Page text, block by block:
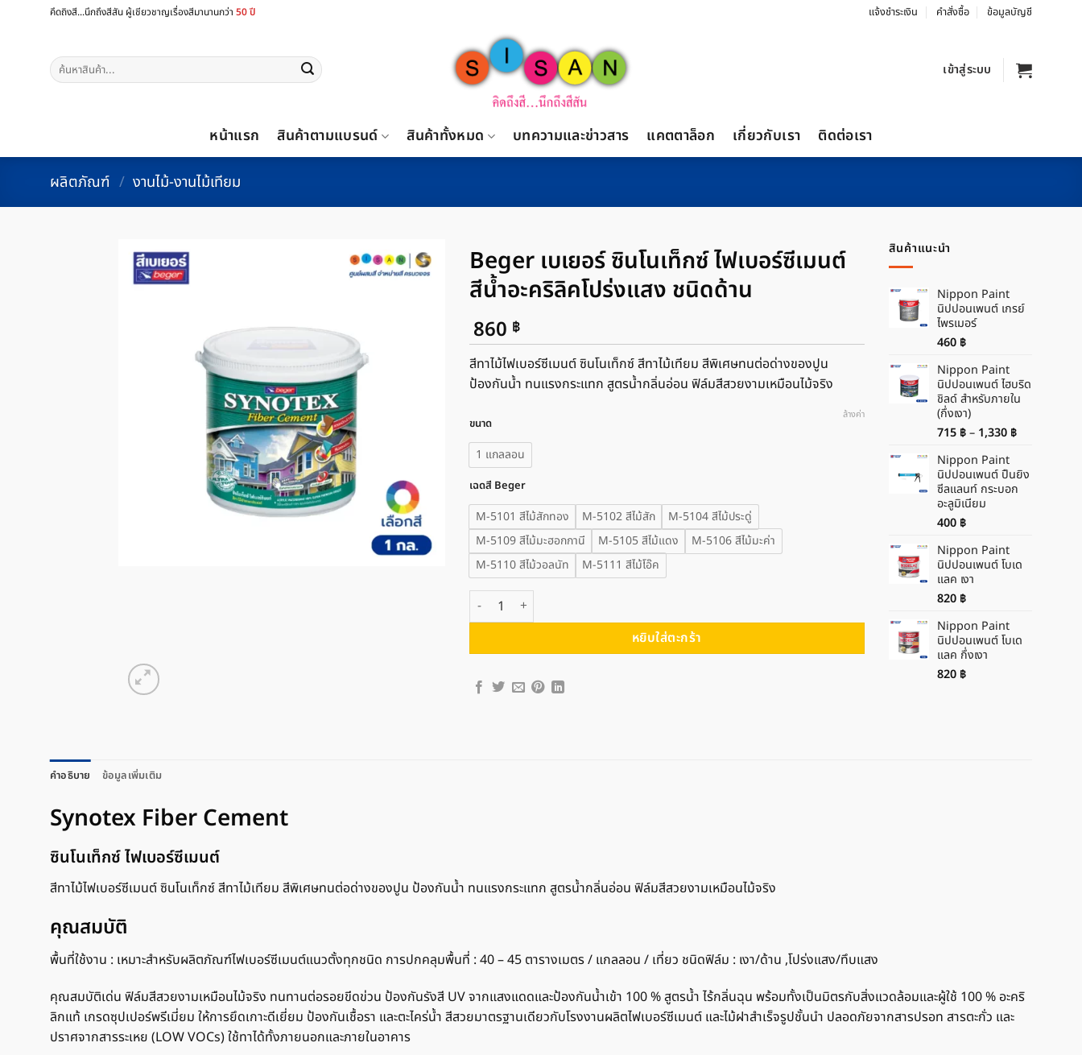
คึดถิงสี...นึกถึงสีสัน ผู้เชียวชาญเรื่องสีมานานกว่า 50 ปี แจ้งชำระเงิน คำสั่งซื้อ ข้อมูลบัญชี
ค้นหา: เข้าสู่ระบบ
หน้าแรก สินค้าตามแบรนด์ สินค้าทั้งหมด บทความและข่าวสาร แคตตาล็อก เกี่ยวกับเรา ติดต่อเรา
ผลิตภัณฑ์ / งานไม้-งานไม้เทียม
Beger เบเยอร์ ซินโนเท็กซ์ ไฟเบอร์ซีเมนต์
สีน้ำอะคริลิคโปร่งแสง ชนิดด้าน
860 ฿
สีทาไม้ไฟเบอร์ซีเมนต์ ซินโนเท็กซ์ สีทาไม้เทียม สีพิเศษทนต่อด่างของปูน
ป้องกันน้ำ ทนแรงกระแทก สูตรน้ำกลิ่นอ่อน ฟิล์มสีสวยงามเหมือนไม้จริง
ขนาด
1 แกลลอน
เฉดสี Beger
M-5101 สีไม้สักทอง M-5102 สีไม้สัก
M-5104 สีไม้ประดู่
M-5109 สีไม้มะฮอกกานี
M-5105 สีไม้แดง
M-5106 สีไม้มะค่า
M-5110 สีไม้วอลนัท
M-5111 สีไม้โอ๊ค
ล้างค่า
จำนวน Beger เบเยอร์ ซินโนเท็กซ์ ไฟเบอร์ซีเมนต์ สีน้ำอะคริลิคโปร่งแสง ชนิดด้าน ชิ้น
หยิบใส่ตะกร้า
สินค้าแนะนำ
Nippon Paint
นิปปอนเพนต์ เกรย์
ไพรเมอร์
460 ฿
Nippon Paint
นิปปอนเพนต์ ไฮบริด
ชิลด์ สำหรับภายใน
(กึ่งเงา)
715 ฿ – 1,330 ฿Price
through
1,330 ฿
Nippon Paint
นิปปอนเพนต์ ปืนยิง
ซีลแลนท์ กระบอก
อะลูมิเนียม
400 ฿
Nippon Paint
นิปปอนเพนต์ โบเด
แลค เงา
820 ฿
Nippon Paint
นิปปอนเพนต์ โบเด
แลค กึ่งเงา
820 ฿
คำอธิบาย ข้อมูลเพิ่มเติม
Synotex Fiber Cement
ซินโนเท็กซ์ ไฟเบอร์ซีเมนต์
สีทาไม้ไฟเบอร์ซีเมนต์ ซินโนเท็กซ์ สีทาไม้เทียม สีพิเศษทนต่อด่างของปูน ป้องกันน้ำ ทนแรงกระแทก สูตรน้ำกลิ่นอ่อน ฟิล์มสีสวยงามเหมือนไม้จริง
คุณสมบัติ
พื้นที่ใช้งาน : เหมาะสำหรับผลิตภัณฑ์ไฟเบอร์ซีเมนต์แนวตั้งทุกชนิด การปกคลุมพื้นที่ : 40 – 45 ตารางเมตร / แกลลอน / เที่ยว ชนิดฟิล์ม : เงา/ด้าน ,โปร่งแสง/ทึบแสง
คุณสมบัติเด่น ฟิล์มสีสวยงามเหมือนไม้จริง ทนทานต่อรอยขีดข่วน ป้องกันรังสี UV จากแสงแดดและป้องกันน้ำเข้า 100 % สูตรน้ำ ไร้กลิ่นฉุน พร้อมทั้งเป็นมิตรกับสิ่งแวดล้อมและผู้ใช้ 100 % อะคริ
ลิกแท้ เกรดซุปเปอร์พรีเมี่ยม ให้การยึดเกาะดีเยี่ยม ป้องกันเชื้อรา และตะไคร่น้ำ สีสวยมาตรฐานเดียวกับโรงงานผลิตไฟเบอร์ซีเมนต์ และไม้ฝาสำเร็จรูปชั้นนำ ปลอดภัยจากสารปรอท สารตะกั่ว และ
ปราศจากสารระเหย (LOW VOCs) ใช้ทาได้ทั้งภายนอกและภายในอาคาร